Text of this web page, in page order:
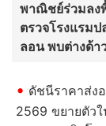
พาณิชย์ร่วมลง
ตรวจโรงแรม
ลอน พบต่างด้า
ดัชนีราคาส่ง
2569 ขยายตัว